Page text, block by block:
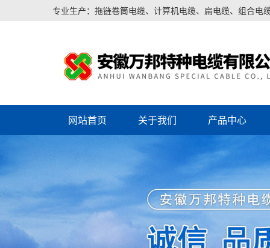
专业生产：拖链卷筒电缆、计算机电缆、扁电缆、组合电
网站首页 关于我们 产品中心